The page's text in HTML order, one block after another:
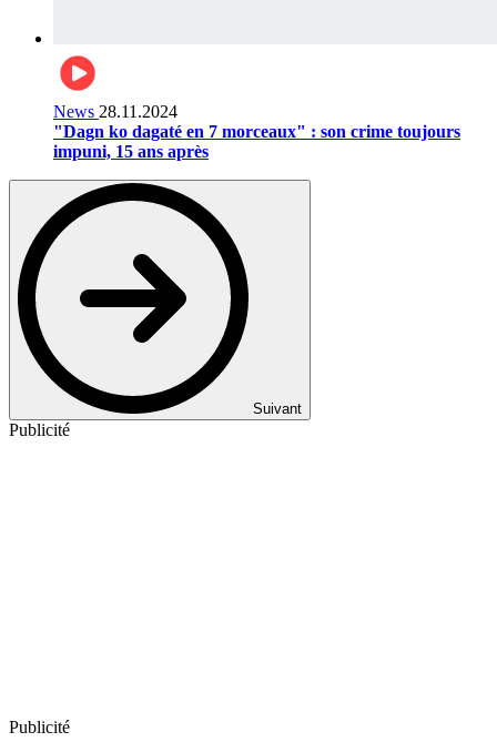
News 28.11.2024
"Dagn ko dagaté en 7 morceaux" : son crime toujours
impuni, 15 ans après
Suivant
Publicité
Publicité